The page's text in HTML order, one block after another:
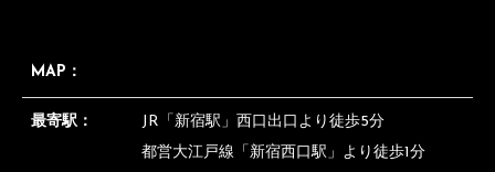
MAP：
最寄駅：
JR「新宿駅」西口出口より徒歩5分
都営大江戸線「新宿西口駅」より徒歩1分